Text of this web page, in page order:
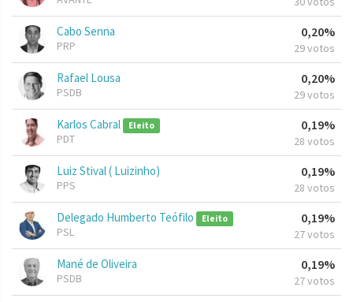
Cabo Senna
PRP
0,20%
29 votos
Rafael Lousa
PSDB
0,20%
29 votos
Karlos Cabral Eleito
PDT
0,19%
28 votos
Luiz Stival ( Luizinho)
PPS
0,19%
28 votos
Delegado Humberto Teófilo Eleito
PSL
0,19%
27 votos
Mané de Oliveira
PSDB
0,19%
27 votos